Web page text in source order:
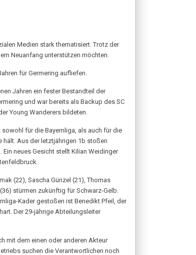
Medien stark thematisiert. Trotz der
Neuanfang unterstützen möchten.
für Germering aufliefen.
Jahren ein fester Bestandteil der
und war bereits als Backup des SC
Young Wanderers bildeten.
für die Bayernliga, als auch für die
hält. Aus der letztjährigen 1b stoßen
neues Gesicht stellt Kilian Weidinger
(22), Sascha Günzel (21), Thomas
stürmen zukünftig für Schwarz-Gelb.
Kader gestoßen ist Benedikt Pfeil, der
Der 29-jährige Abteilungsleiter
mit dem einen oder anderen Akteur
suchen die Verantwortlichen noch